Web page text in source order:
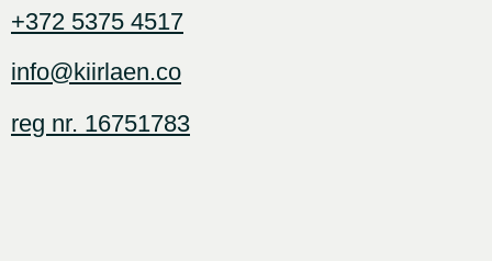
+372 5375 4517
info@kiirlaen.co
reg nr. 16751783